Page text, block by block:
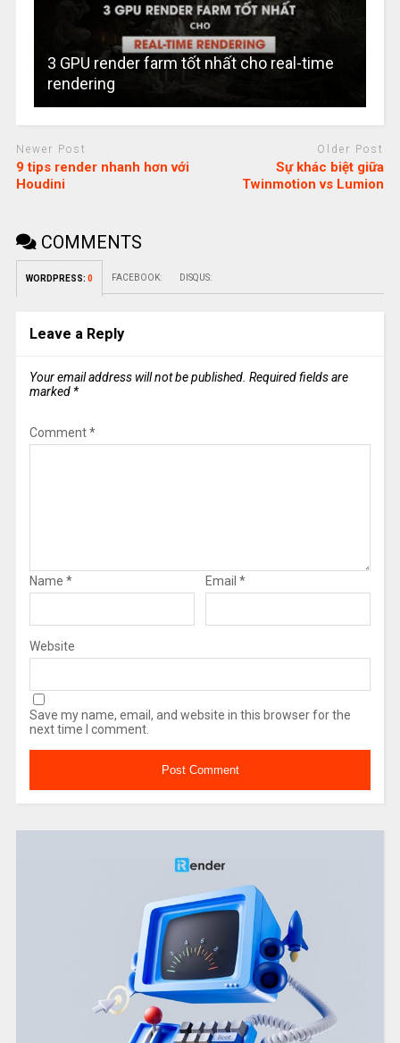
3 GPU render farm tốt nhất cho real-time
rendering
Newer Post
9 tips render nhanh hơn với
Houdini
Older Post
Sự khác biệt giữa
Twinmotion vs Lumion
COMMENTS
WORDPRESS: 0 FACEBOOK: DISQUS:
Leave a Reply
Your email address will not be published. Required fields are
marked *
Comment*
Name * Email *
Website
Save my name, email, and website in this browser for the
next time I comment.